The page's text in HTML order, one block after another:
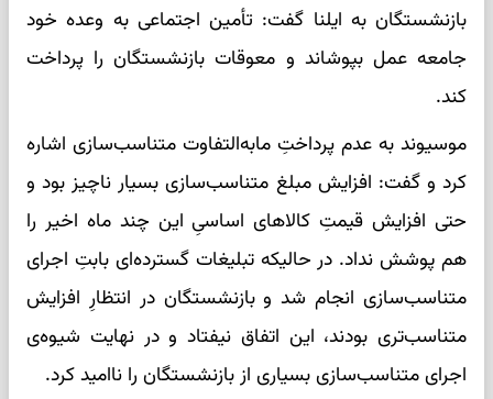
بازنشستگان به ایلنا گفت: تأمین اجتماعی به وعده خود
جامعه عمل بپوشاند و معوقات بازنشستگان را پرداخت
کند.
موسیوند به‌ عدم پرداختِ مابه‌التفاوت متناسب‌سازی اشاره
کرد و گفت: افزایش مبلغ متناسب‌سازی بسیار ناچیز بود و
حتی افزایش قیمتِ کالاهای اساسیِ این چند ماه اخیر را
هم پوشش نداد. در حالیکه تبلیغات گسترده‌ای بابتِ اجرای
متناسب‌سازی انجام شد و بازنشستگان در انتظارِ افزایش
متناسب‌تری بودند، این اتفاق نیفتاد و در نهایت شیوه‌ی
اجرای متناسب‌سازی بسیاری از بازنشستگان را ناامید کرد.